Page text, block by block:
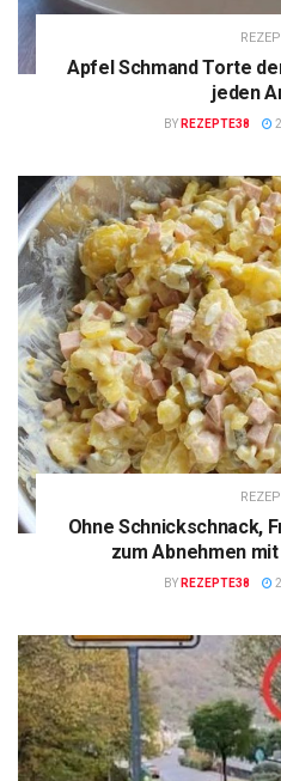
Apfel Schmand Torte
jeden
BY REZEPTE38
Ohne Schnickschnack,
zum Abnehmen
BY REZEPTE38